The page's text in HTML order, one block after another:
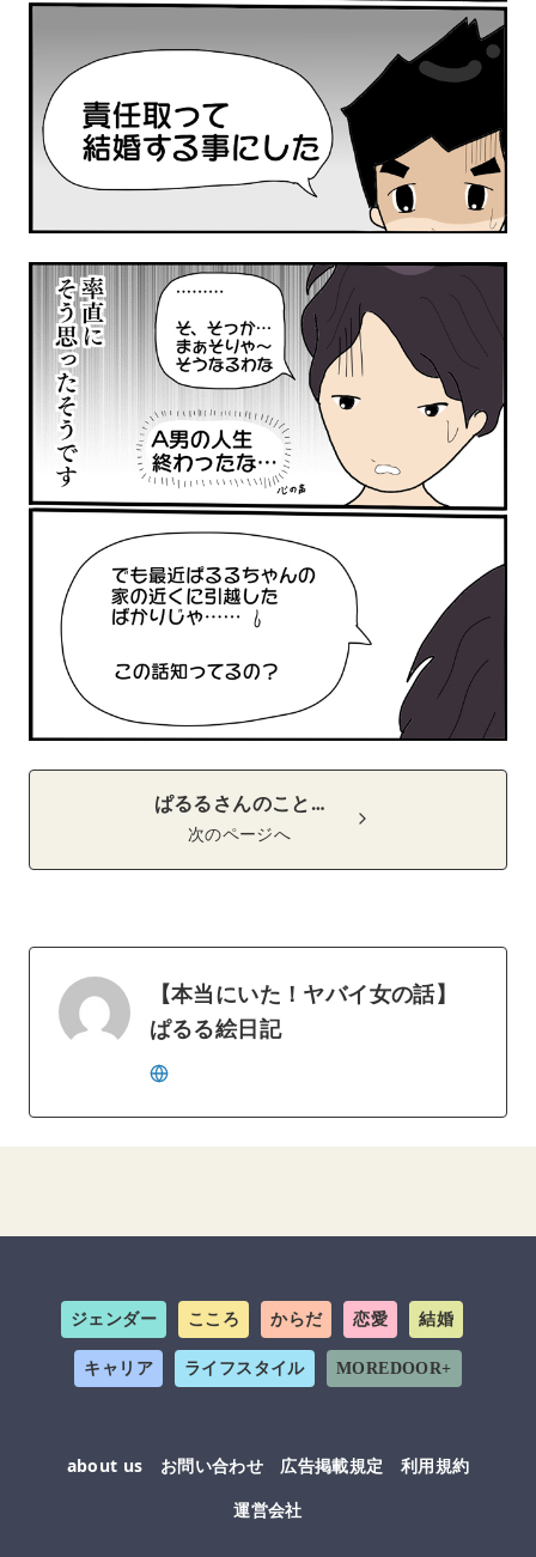
ぱるるさんのこと…
次のページへ
【本当にいた！ヤバイ女の話】
ぱるる絵日記
ジェンダー こころ からだ 恋愛 結婚
キャリア ライフスタイル MOREDOOR+
about us お問い合わせ 広告掲載規定
利用規約
運営会社